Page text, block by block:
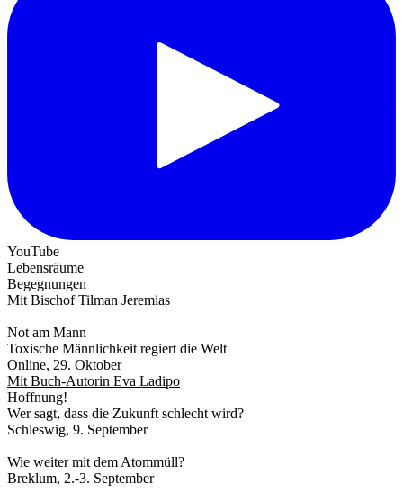
YouTube
Lebensräume
Begegnungen
Mit Bischof Tilman Jeremias
Not am Mann
Toxische Männlichkeit regiert die Welt
Online, 29. Oktober
Mit Buch-Autorin Eva Ladipo
Hoffnung!
Wer sagt, dass die Zukunft schlecht wird?
Schleswig, 9. September
Wie weiter mit dem Atommüll?
Breklum, 2.-3. September